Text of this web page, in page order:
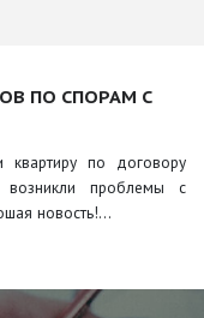
ПО СПОРАМ С
по договору
возникли проблемы с
новость!...